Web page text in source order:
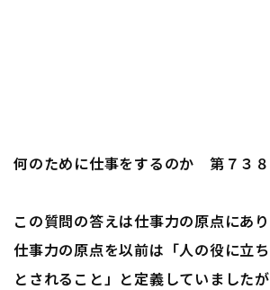
何のために仕事をするのか 第７３
この質問の答えは仕事力の原点にあり
仕事力の原点を以前は「人の役に立
とされること」と定義していました